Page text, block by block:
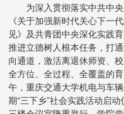
为深入贯彻落实中共中
《关于加强新时代关心下一
见》及共青团中央深化实践
推进立德树人根本任务，打
向通道，激活离退休师资、
全方位、全过程、全覆盖的
午，重庆交通大学机电与车
期“三下乡”社会实践活动启